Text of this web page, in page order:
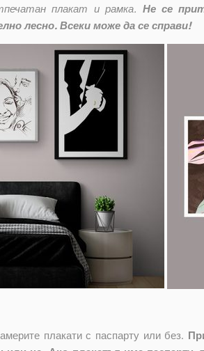
плакат и рамка. Не се
лесно. Всеки може да се справи!
плакати с паспарту или без.